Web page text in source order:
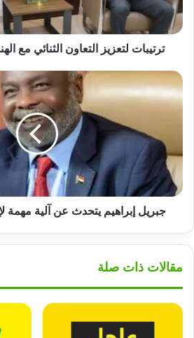
في
الطاقة
والنفط
ترتيبات لتعزيز التعاون الثنائي مع
جبريل
إبراهيم
يتحدث
مهمة
لإستعادة
آثار
السودان
جبريل إبراهيم يتحدث عن آلية مهمة
مقالات ذات صلة